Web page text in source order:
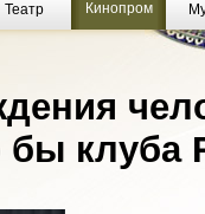
Театр Кинопром
бы клуба